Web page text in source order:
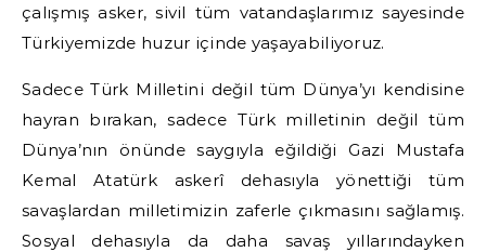
çalışmış asker, sivil tüm vatandaşlarımız sayesinde
Türkiyemizde huzur içinde yaşayabiliyoruz.
Sadece Türk Milletini değil tüm Dünya’yı kendisine
hayran bırakan, sadece Türk milletinin değil tüm
Dünya’nın önünde saygıyla eğildiği Gazi Mustafa
Kemal Atatürk askerî dehasıyla yönettiği tüm
savaşlardan milletimizin zaferle çıkmasını sağlamış.
Sosyal dehasıyla da daha savaş yıllarındayken